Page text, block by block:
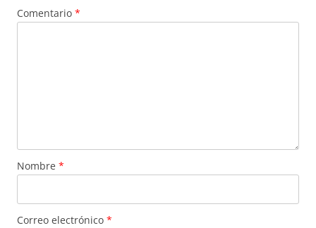
Comentario *
Nombre *
Correo electrónico *